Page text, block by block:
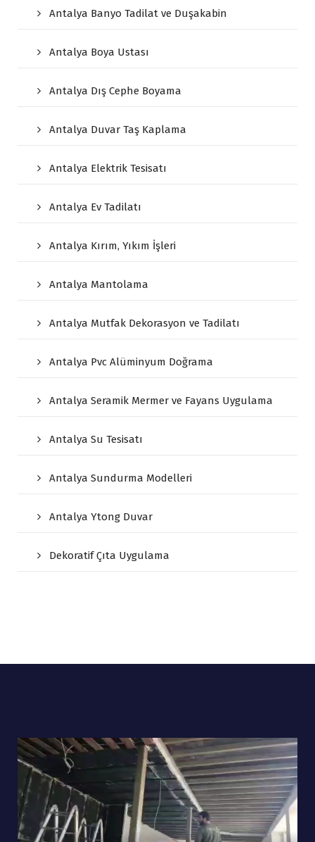
Antalya Banyo Tadilat ve Duşakabin
Antalya Boya Ustası
Antalya Dış Cephe Boyama
Antalya Duvar Taş Kaplama
Antalya Elektrik Tesisatı
Antalya Ev Tadilatı
Antalya Kırım, Yıkım İşleri
Antalya Mantolama
Antalya Mutfak Dekorasyon ve Tadilatı
Antalya Pvc Alüminyum Doğrama
Antalya Seramik Mermer ve Fayans Uygulama
Antalya Su Tesisatı
Antalya Sundurma Modelleri
Antalya Ytong Duvar
Dekoratif Çıta Uygulama